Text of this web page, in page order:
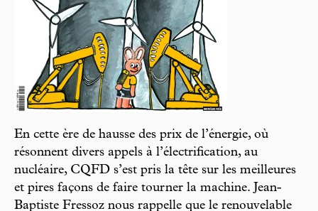
En cette ère de hausse des prix de l’énergie, où
résonnent divers appels à l’électrification, au
nucléaire, CQFD s’est pris la tête sur les meilleures
et pires façons de faire tourner la machine. Jean-
Baptiste Fressoz nous rappelle que le renouvelable